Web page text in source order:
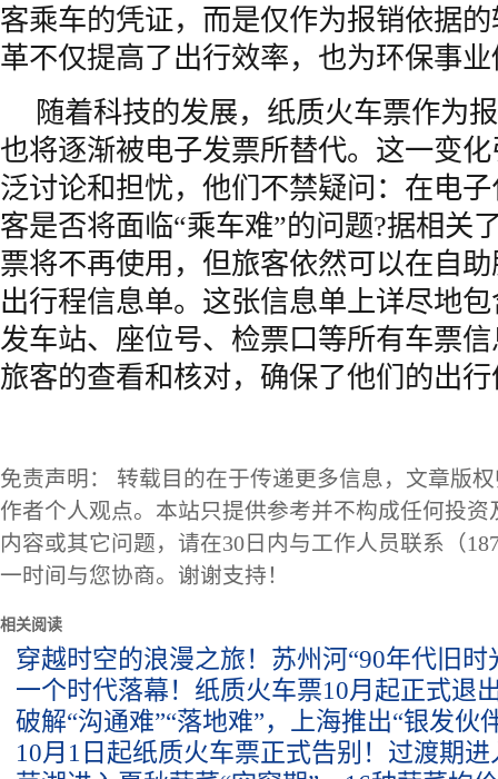
客乘车的凭证，而是仅作为报销依据
革不仅提高了出行效率，也为环保事
随着科技的发展，纸质火车票作为
也将逐渐被电子发票所替代。这一变
泛讨论和担忧，他们不禁疑问：在电
客是否将面临“乘车难”的问题?据相关
票将不再使用，但旅客依然可以在自
出行程信息单。这张信息单上详尽地
发车站、座位号、检票口等所有车票
旅客的查看和核对，确保了他们的出
免责声明： 转载目的在于传递更多信息，文章版
作者个人观点。本站只提供参考并不构成任何投
内容或其它问题，请在30日内与工作人员联系（
一时间与您协商。谢谢支持！
相关阅读
穿越时空的浪漫之旅！苏州河“90年代旧时
一个时代落幕！纸质火车票10月起正式退
破解“沟通难”“落地难”，上海推出“银发伙
10月1日起纸质火车票正式告别！过渡期